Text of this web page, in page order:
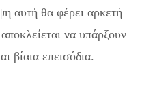
αυτή θα φέρει αρκετή
να υπάρξουν
βίαια επεισόδια.